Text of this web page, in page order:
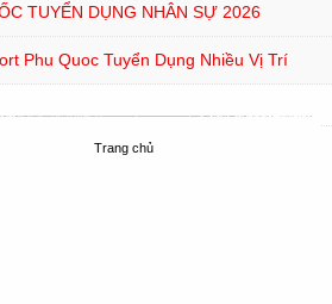
TUYỂN DỤNG NHÂN SỰ 2026
Phu Quoc Tuyển Dụng Nhiều Vị Trí
Trang chủ